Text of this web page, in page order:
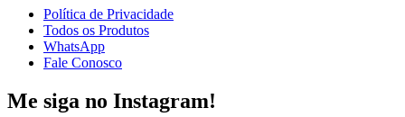
Política de Privacidade
Todos os Produtos
WhatsApp
Fale Conosco
Me siga no Instagram!